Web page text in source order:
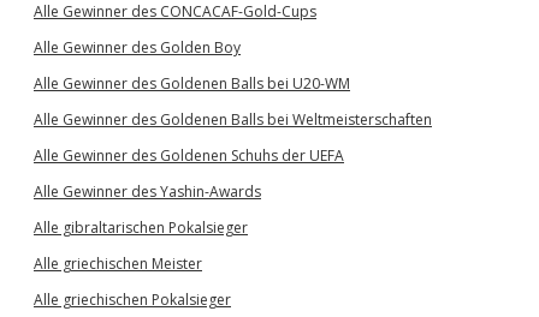
Alle Gewinner des CONCACAF-Gold-Cups
Alle Gewinner des Golden Boy
Alle Gewinner des Goldenen Balls bei U20-WM
Alle Gewinner des Goldenen Balls bei Weltmeisterschaften
Alle Gewinner des Goldenen Schuhs der UEFA
Alle Gewinner des Yashin-Awards
Alle gibraltarischen Pokalsieger
Alle griechischen Meister
Alle griechischen Pokalsieger